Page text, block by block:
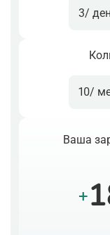
3/
10/
Ваша
+